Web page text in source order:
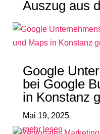
Auszug aus
Google
bei Google
in Konstanz
Mai 19, 2025
mehr lesen